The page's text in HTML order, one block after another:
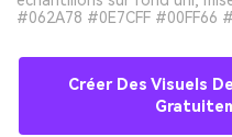
#062A78 #0E7CFF #00FF66
Créer Des Visuels